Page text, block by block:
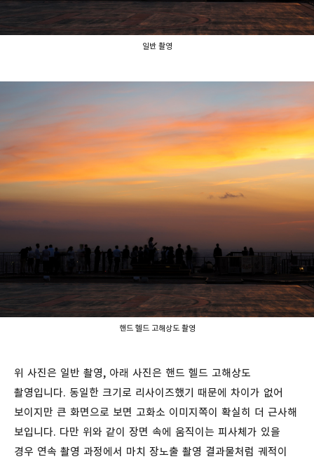
일반 촬영
핸드 헬드 고해상도 촬영
위 사진은 일반 촬영, 아래 사진은 핸드 헬드 고해상도
촬영입니다. 동일한 크기로 리사이즈했기 때문에 차이가 없어
보이지만 큰 화면으로 보면 고화소 이미지쪽이 확실히 더 근사해
보입니다. 다만 위와 같이 장면 속에 움직이는 피사체가 있을
경우 연속 촬영 과정에서 마치 장노출 촬영 결과물처럼 궤적이